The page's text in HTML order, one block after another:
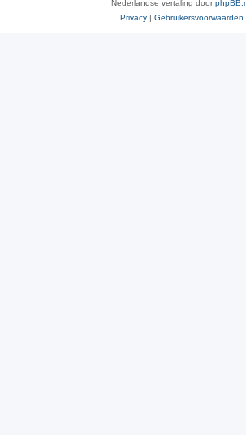
Nederlandse vertaling door
Privacy | Gebruikersvoorwaarden